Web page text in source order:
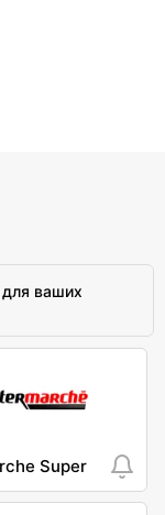
для ваших
Super